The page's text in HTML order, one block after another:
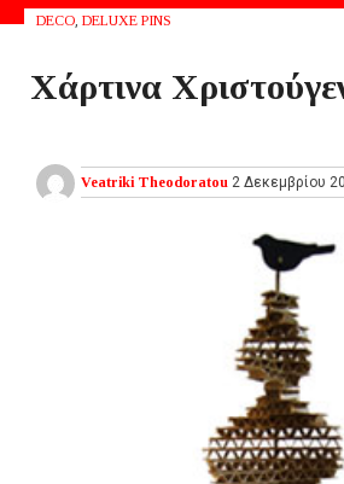
DECO DELUXE PINS
Χάρτινα
Veatriki Theodoratou 2 Δεκεμβρίου